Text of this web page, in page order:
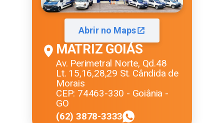
Abrir no Maps
MATRIZ GOIÁS
Av. Perimetral Norte, Qd.48
Lt. 15,16,28,29 St. Cândida de
Morais
CEP: 74463-330 - Goiânia -
GO
(62) 3878-3333